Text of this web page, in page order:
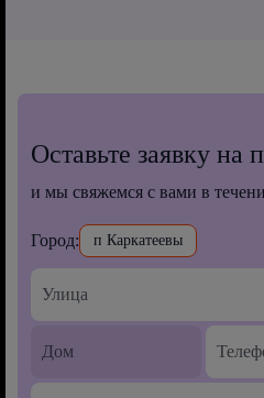
Оставьте заявку на
и мы свяжемся с вами в
Город: п Каркатеевы